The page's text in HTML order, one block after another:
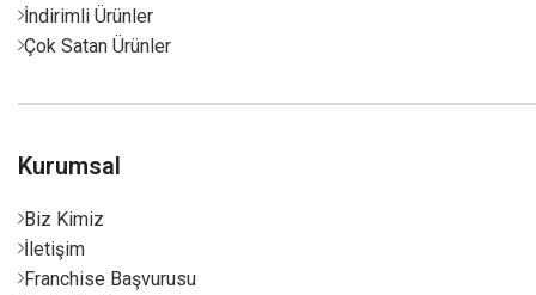
İndirimli Ürünler
Çok Satan Ürünler
Kurumsal
Biz Kimiz
İletişim
Franchise Başvurusu